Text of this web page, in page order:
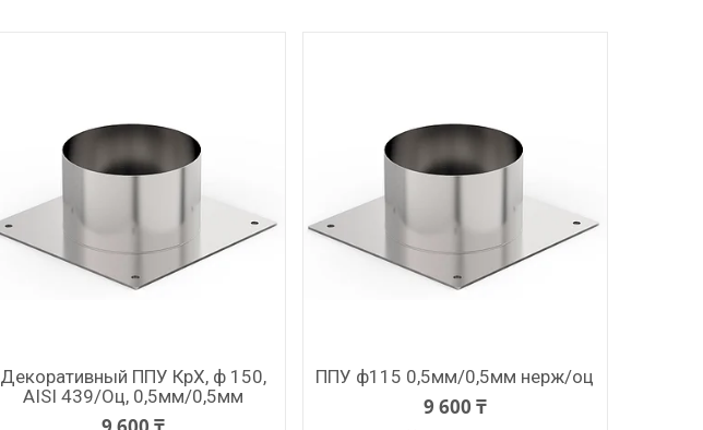
Декоративный ППУ КрХ, ф 150,
AISI 439/Оц, 0,5мм/0,5мм
ППУ ф115 0,5мм/0,5мм нерж/оц
9 600 ₸